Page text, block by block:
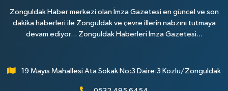
Zonguldak Haber merkezi olan İmza Gazetesi en güncel ve son
dakika haberleri ile Zonguldak ve çevre illerin nabzını tutmaya
devam ediyor... Zonguldak Haberleri İmza Gazetesi...
19 Mayıs Mahallesi Ata Sokak No:3 Daire:3 Kozlu/Zonguldak